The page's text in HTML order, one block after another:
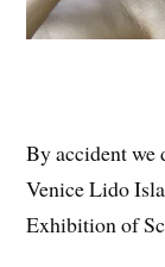
By accident we
Venice Lido
Exhibition of